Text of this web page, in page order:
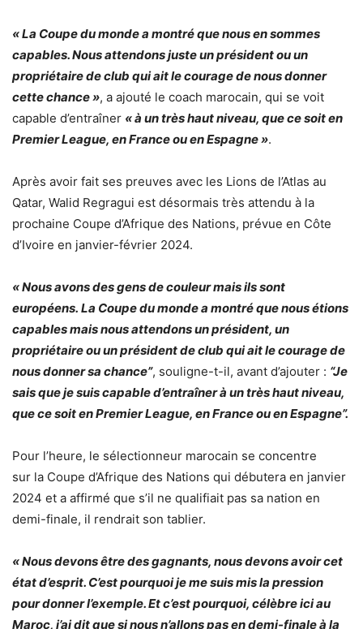
« La Coupe du monde a montré que nous en sommes
capables. Nous attendons juste un président ou un
propriétaire de club qui ait le courage de nous donner
cette chance », a ajouté le coach marocain, qui se voit
capable d’entraîner « à un très haut niveau, que ce soit en
Premier League, en France ou en Espagne ».
Après avoir fait ses preuves avec les Lions de l’Atlas au
Qatar, Walid Regragui est désormais très attendu à la
prochaine Coupe d’Afrique des Nations, prévue en Côte
d’Ivoire en janvier-février 2024.
« Nous avons des gens de couleur mais ils sont
européens. La Coupe du monde a montré que nous étions
capables mais nous attendons un président, un
propriétaire ou un président de club qui ait le courage de
nous donner sa chance”, souligne-t-il, avant d’ajouter : “Je
sais que je suis capable d’entraîner à un très haut niveau,
que ce soit en Premier League, en France ou en Espagne”.
Pour l’heure, le sélectionneur marocain se concentre
sur la Coupe d’Afrique des Nations qui débutera en janvier
2024 et a affirmé que s’il ne qualifiait pas sa nation en
demi-finale, il rendrait son tablier.
« Nous devons être des gagnants, nous devons avoir cet
état d’esprit. C’est pourquoi je me suis mis la pression
pour donner l’exemple. Et c’est pourquoi, célèbre ici au
Maroc, j’ai dit que si nous n’allons pas en demi-finale à la